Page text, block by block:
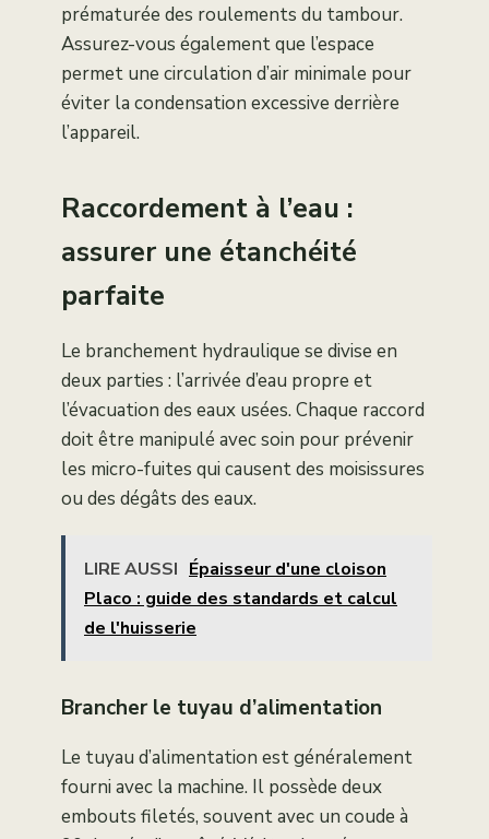
prématurée des roulements du tambour.
Assurez-vous également que l’espace
permet une circulation d’air minimale pour
éviter la condensation excessive derrière
l’appareil.
Raccordement à l’eau :
assurer une étanchéité
parfaite
Le branchement hydraulique se divise en
deux parties : l’arrivée d’eau propre et
l’évacuation des eaux usées. Chaque raccord
doit être manipulé avec soin pour prévenir
les micro-fuites qui causent des moisissures
ou des dégâts des eaux.
LIRE AUSSI Épaisseur d'une cloison
Placo : guide des standards et calcul
de l'huisserie
Brancher le tuyau d’alimentation
Le tuyau d’alimentation est généralement
fourni avec la machine. Il possède deux
embouts filetés, souvent avec un coude à